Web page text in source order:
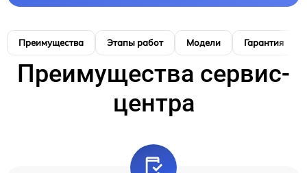
Преимущества Этапы работ Модели Гарантия
Преимущества сервис-
центра